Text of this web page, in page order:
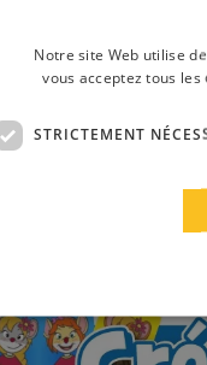
Notre site Web utilise
vous acceptez tous
STRICTEMENT